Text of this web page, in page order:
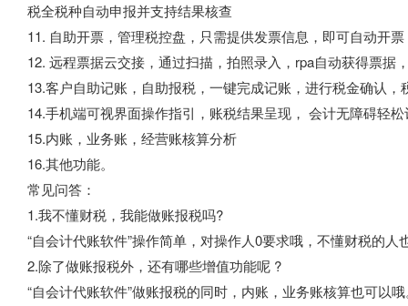
税全税种自动申报并支持结果核查
11. 自助开票，管理税控盘，只需提供发票信息，即可自动开
12. 远程票据云交接，通过扫描，拍照录入，rpa自动获得票据
13.客户自助记账，自助报税，一键完成记账，进行税金确认
14.手机端可视界面操作指引，账税结果呈现， 会计无障碍轻
15.内账，业务账，经营账核算分析
16.其他功能。
常见问答：
1.我不懂财税，我能做账报税吗?
“自会计代账软件”操作简单，对操作人0要求哦，不懂财税的人
2.除了做账报税外，还有哪些增值功能呢 ?
“自会计代账软件”做账报税的同时，内账，业务账核算也可以